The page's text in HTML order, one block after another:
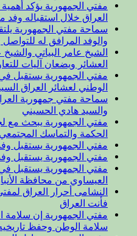
مفتي الجمهورية يؤكد
العراق خلال استقباله وفد
سماحة مفتي الجمهورية
والوفد المرافق له للتواصل
الشيخ عامر البياتي
العشائر ويضعان آليات
مفتي الجمهورية يستقبل في
الوطني لعشائر العراق
سماحة مفتي جمهورية
والسيد هادي الحسيني
مفتي الجمهورية يبحث مع
الحكمة والتماسك المجتمعي
مفتي الجمهورية يستقبل
مفتي الجمهورية يستقبل
مفتي الجمهورية يستقبل
العيساوي من محافظة
النشامى أحرار العراق
فأنت العراق
مفتي الجمهورية إن سلامة
سلامة الوطن وحفظ